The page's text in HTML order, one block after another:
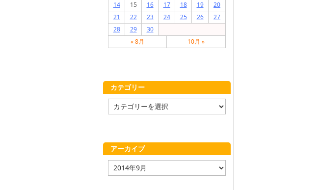
14
15 16 17 18 19
20
21
22 23 24 25 26
27
28
29
30
« 8月
10月 »
カテゴリー
テ
ー
アーカイブ
ア
ー